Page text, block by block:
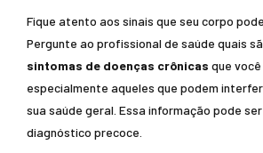
Fique atento aos sinais que seu corpo
Pergunte ao profissional de saúde quais
sintomas de doenças crônicas que
especialmente aqueles que podem
sua saúde geral. Essa informação pode
diagnóstico precoce.